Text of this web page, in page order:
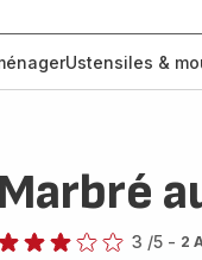
Ustensiles &
Marbré
3 /5 - 2